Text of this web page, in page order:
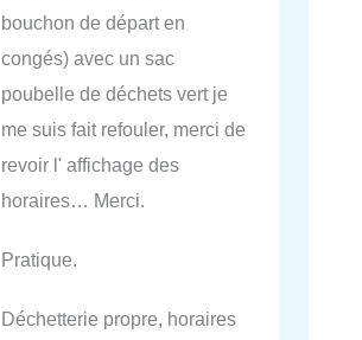
bouchon de départ en
congés) avec un sac
poubelle de déchets vert je
me suis fait refouler, merci de
revoir l' affichage des
horaires… Merci.
Pratique.
Déchetterie propre, horaires